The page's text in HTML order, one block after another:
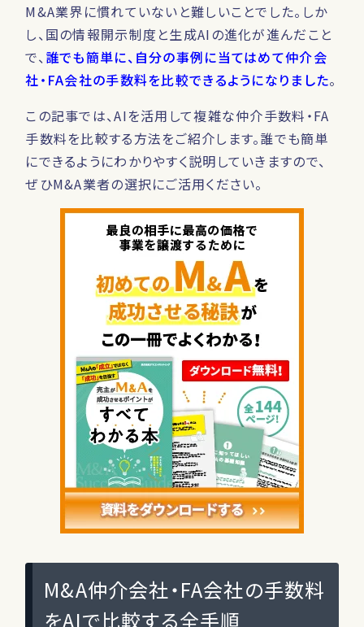
M&A業界に慣れていないと難しいことでした。しか
し、国の情報開示制度と生成AIの進化が進んだこと
で、誰でも簡単に、自分の事例に当てはめて仲介会
社・FA会社の手数料を比較できるようになりました。
この記事では、AIを活用して複雑な仲介手数料・FA
手数料を比較する方法をご紹介します。誰でも簡単
にできるようにわかりやすく説明していきますので、
ぜひM&A業者の選択にご活用ください。
M&A仲介会社・FA会社の手数料
をAIで比較する全手順